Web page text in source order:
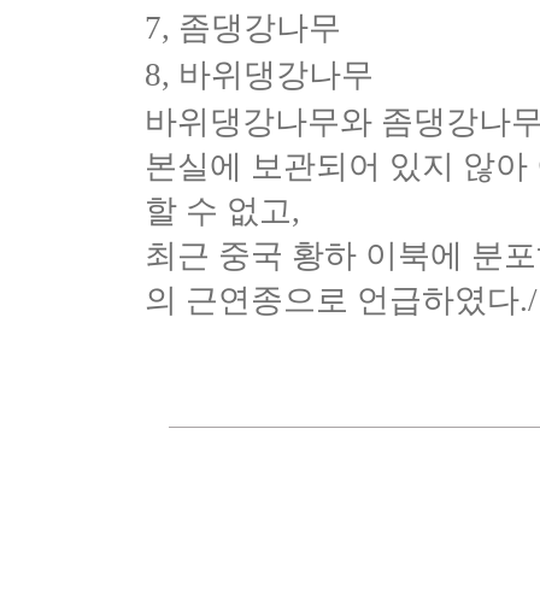
7, 좀댕강나무
8, 바위댕강나무
바위댕강나무와 좀댕강나
본실에 보관되어 있지 않
할 수 없고,
최근 중국 황하 이북에 분
의 근연종으로 언급하였다